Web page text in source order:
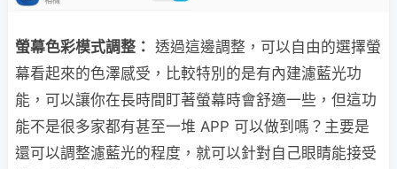
螢幕色彩模式調整： 透過這邊調整，可以自由的選擇螢
幕看起來的色澤感受，比較特別的是有內建濾藍光功
能，可以讓你在長時間盯著螢幕時會舒適一些，但這功
能不是很多家都有甚至一堆 APP 可以做到嗎？主要是
還可以調整濾藍光的程度，就可以針對自己眼睛能接受